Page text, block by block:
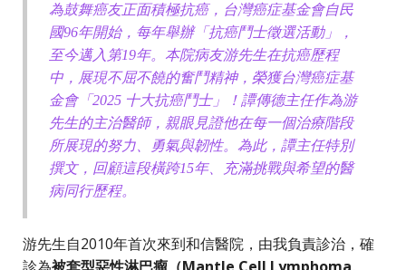
為鼓舞癌友正面積極抗癌，台灣癌症基金會自民
國96年開始，每年舉辦「抗癌鬥士徵選活動」，
至今邁入第19年。本院病友游先生在抗癌歷程
中，展現不屈不饒的奮鬥精神，榮獲台灣癌症基
金會「2025 十大抗癌鬥士」！譚傳德主任作為游
先生的主治醫師，親眼見證他在每一個治療階段
所展現的努力、勇氣與韌性。為此，譚主任特別
撰文，回顧這段橫跨15年、充滿挑戰與希望的醫
病同行歷程。
游先生自2010年首次來到和信醫院，由我負責診治，確